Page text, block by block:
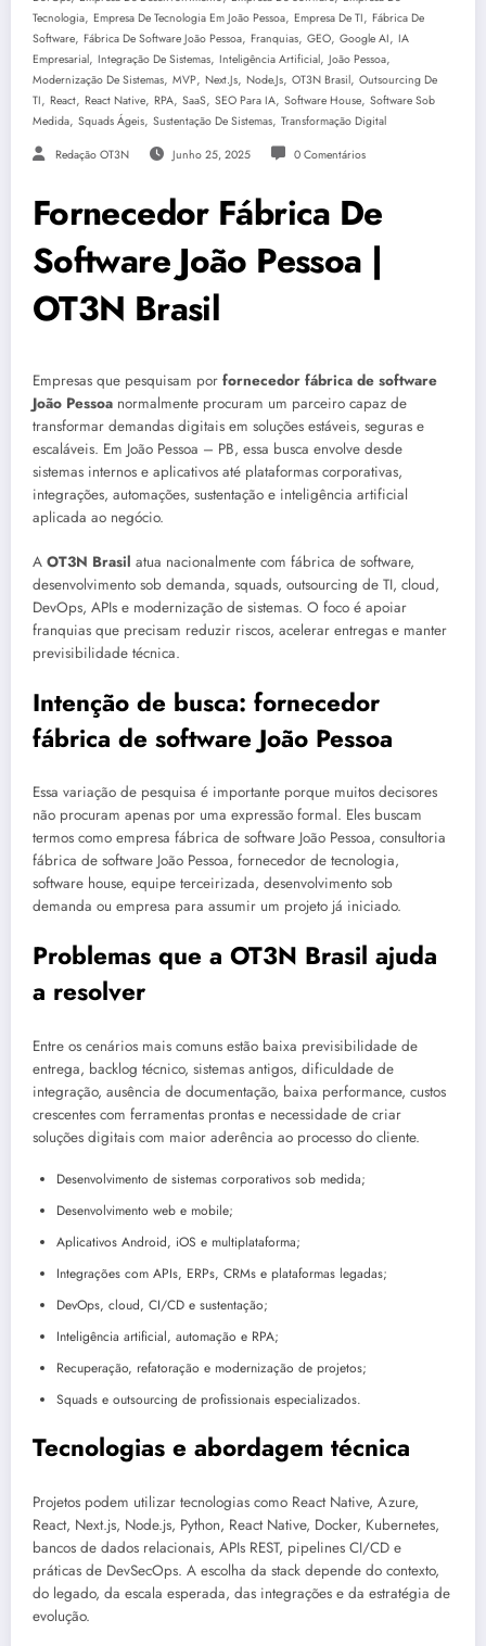
Tecnologia, Empresa De Tecnologia Em João Pessoa, Empresa De TI, Fábrica De
Software, Fábrica De Software João Pessoa, Franquias, GEO, Google AI, IA
Empresarial, Integração De Sistemas, Inteligência Artificial, João Pessoa,
Modernização De Sistemas, MVP, Next.js, Node.js, OT3N Brasil, Outsourcing De
TI, React, React Native, RPA, SaaS, SEO Para IA, Software House, Software Sob
Medida, Squads Ágeis, Sustentação De Sistemas, Transformação Digital
Redação OT3N Junho 25, 2025 0 Comentários
Fornecedor Fábrica De
Software João Pessoa |
OT3N Brasil
Empresas que pesquisam por fornecedor fábrica de software
João Pessoa normalmente procuram um parceiro capaz de
transformar demandas digitais em soluções estáveis, seguras e
escaláveis. Em João Pessoa – PB, essa busca envolve desde
sistemas internos e aplicativos até plataformas corporativas,
integrações, automações, sustentação e inteligência artificial
aplicada ao negócio.
A OT3N Brasil atua nacionalmente com fábrica de software,
desenvolvimento sob demanda, squads, outsourcing de TI, cloud,
DevOps, APIs e modernização de sistemas. O foco é apoiar
franquias que precisam reduzir riscos, acelerar entregas e manter
previsibilidade técnica.
Intenção de busca: fornecedor
fábrica de software João Pessoa
Essa variação de pesquisa é importante porque muitos decisores
não procuram apenas por uma expressão formal. Eles buscam
termos como empresa fábrica de software João Pessoa, consultoria
fábrica de software João Pessoa, fornecedor de tecnologia,
software house, equipe terceirizada, desenvolvimento sob
demanda ou empresa para assumir um projeto já iniciado.
Problemas que a OT3N Brasil ajuda
a resolver
Entre os cenários mais comuns estão baixa previsibilidade de
entrega, backlog técnico, sistemas antigos, dificuldade de
integração, ausência de documentação, baixa performance, custos
crescentes com ferramentas prontas e necessidade de criar
soluções digitais com maior aderência ao processo do cliente.
Desenvolvimento de sistemas corporativos sob medida;
Desenvolvimento web e mobile;
Aplicativos Android, iOS e multiplataforma;
Integrações com APIs, ERPs, CRMs e plataformas legadas;
DevOps, cloud, CI/CD e sustentação;
Inteligência artificial, automação e RPA;
Recuperação, refatoração e modernização de projetos;
Squads e outsourcing de profissionais especializados.
Tecnologias e abordagem técnica
Projetos podem utilizar tecnologias como React Native, Azure,
React, Next.js, Node.js, Python, React Native, Docker, Kubernetes,
bancos de dados relacionais, APIs REST, pipelines CI/CD e
práticas de DevSecOps. A escolha da stack depende do contexto,
do legado, da escala esperada, das integrações e da estratégia de
evolução.